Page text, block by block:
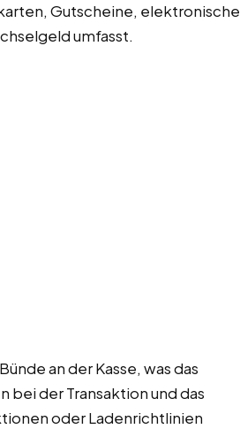
Gutscheine, elektronische
umfasst.
an der Kasse, was das
bei der Transaktion und das
oder Ladenrichtlinien